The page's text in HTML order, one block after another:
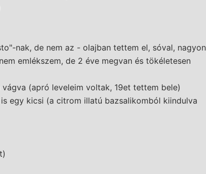
nak, de nem az - olajban tettem el, sóval, nagyon
emlékszem, de 2 éve megvan és tökéletesen
(apró leveleim voltak, 19et tettem bele)
egy kicsi (a citrom illatú bazsalikomból kiindulva